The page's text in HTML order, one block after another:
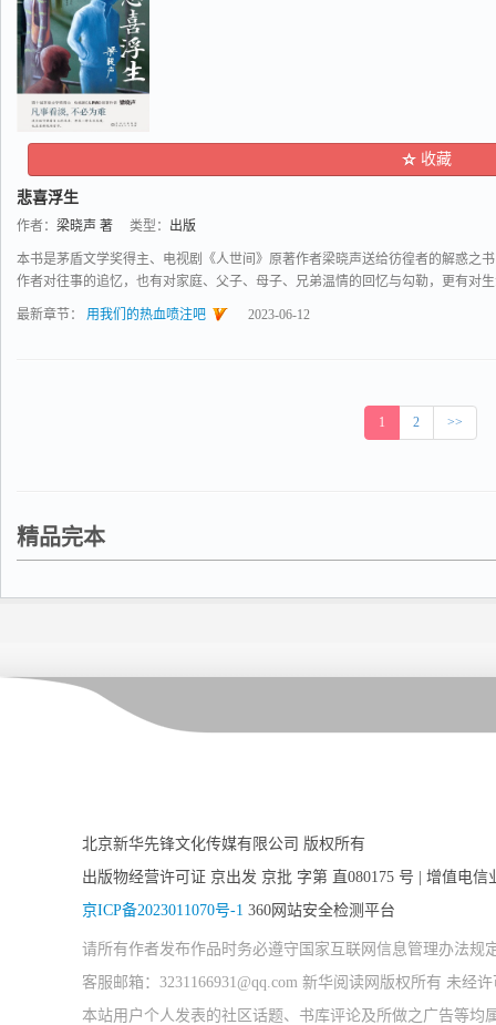
收藏
悲喜浮生
作者： 梁晓声 著 类型： 出版
本书是茅盾文学奖得主、电视剧《人世间》原著作者梁晓声送给彷徨者的解惑之
作者对往事的追忆，也有对家庭、父子、母子、兄弟温情的回忆与勾勒，更有对
最新章节： 用我们的热血喷注吧 2023-06-12
1 2 >>
精品完本
北京新华先锋文化传媒有限公司 版权所有
出版物经营许可证 京出发 京批 字第 直080175 号 | 增值电信
京ICP备2023011070号-1 360网站安全检测平台
请所有作者发布作品时务必遵守国家互联网信息管理办法
客服邮箱：3231166931@qq.com 新华阅读网版权所有 未经
本站用户个人发表的社区话题、书库评论及所做之广告等均